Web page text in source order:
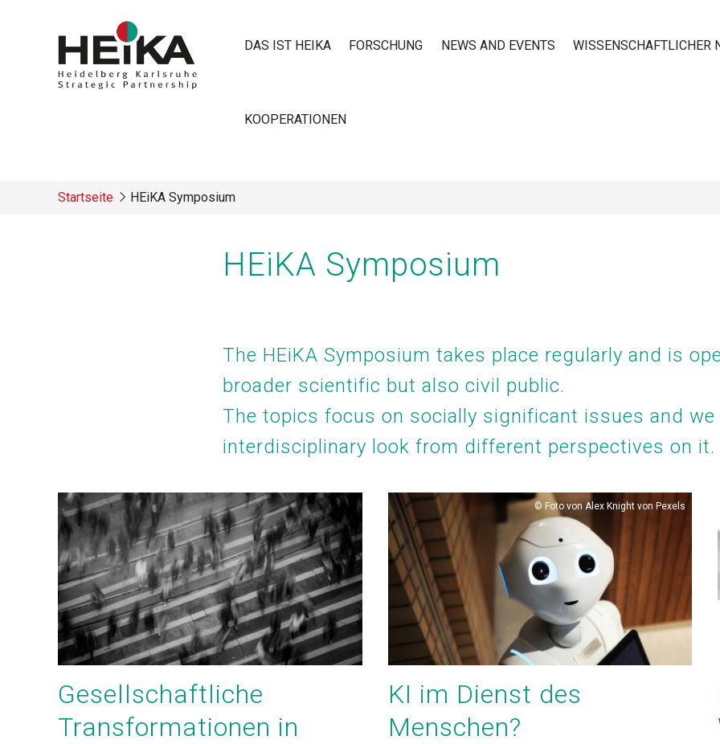
navigation
DAS IST HEIKA FORSCHUNG NEWS AND EVENTS WISSENSCHAFTLICHER
KOOPERATIONEN
Startseite HEiKA Symposium
HEiKA Symposium
The HEiKA Symposium takes place regularly and is
broader scientific but also civil public.
The topics focus on socially significant issues and we
interdisciplinary look from different perspectives on it.
Gesellschaftliche
Transformationen in
Copyright
Foto von Alex Knight von Pexels
KI im Dienst des
Menschen?